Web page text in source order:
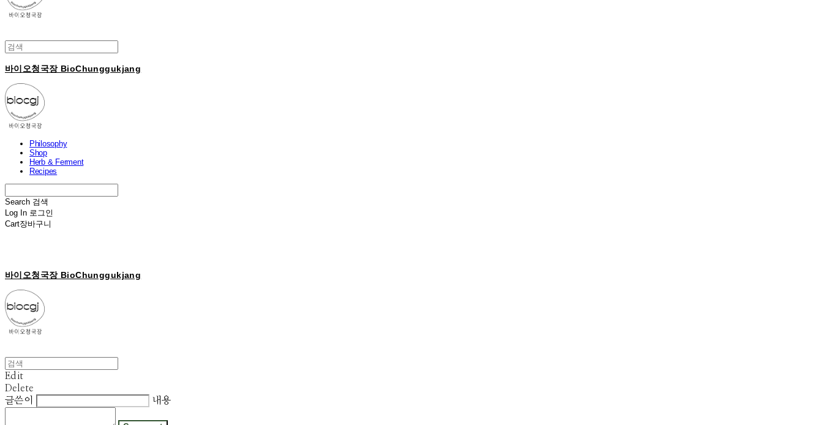
바이오청국장 BioChunggukjang
Philosophy
Shop
Herb & Ferment
Recipes
Search 검색
Log In 로그인
Cart장바구니
바이오청국장 BioChunggukjang
Edit
Delete
글쓴이
내용